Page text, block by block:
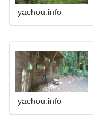
yachou.info
yachou.info